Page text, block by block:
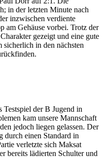
in der letzten Minute nach
inzwischen verdiente
am Gehäuse vorbei. Trotz der
gezeigt und eine gute
sicherlich in den nächsten
Testspiel der B Jugend in
kam unsere Mannschaft
jedoch liegen gelassen. Der
durch einen Standard in
verletzte sich Maksat
bereits lädierten Schulter und